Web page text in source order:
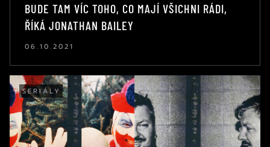
BUDE TAM VÍC TOHO, CO MAJÍ VŠICHNI RÁDI,
ŘÍKÁ JONATHAN BAILEY
06.10.2021
SERIÁLY